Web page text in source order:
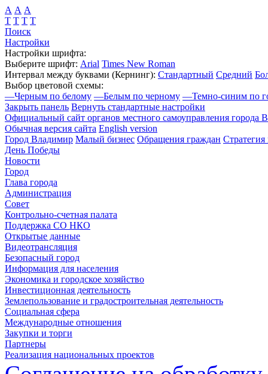
А А А
Т Т Т Т
Поиск
Настройки
Настройки шрифта:
Выберите шрифт: Arial Times New Roman
Интервал между буквами (Кернинг): Стандартный Средний
Выбор цветовой схемы:
—Черным по белому —Белым по черному —Темно-синим по
Закрыть панель Вернуть стандартные настройки
Официальный сайт органов местного самоуправления города
Обычная версия сайта English version
Город Владимир Малый бизнес Обращения граждан Стратегия
День Победы
Новости
Город
Глава города
Администрация
Совет
Контрольно-счетная палата
Поддержка СО НКО
Открытые данные
Видеотрансляция
Безопасный город
Информация для населения
Экономика и городское хозяйство
Инвестиционная деятельность
Землепользование и градостроительная деятельность
Социальная сфера
Международные отношения
Закупки и торги
Партнеры
Реализация национальных проектов